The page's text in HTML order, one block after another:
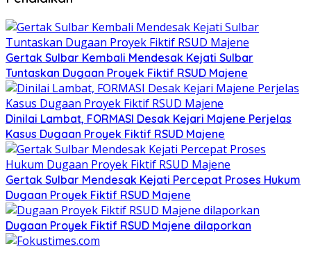
Gertak Sulbar Kembali Mendesak Kejati Sulbar
Tuntaskan Dugaan Proyek Fiktif RSUD Majene
Dinilai Lambat, FORMASI Desak Kejari Majene Perjelas
Kasus Dugaan Proyek Fiktif RSUD Majene
Gertak Sulbar Mendesak Kejati Percepat Proses Hukum
Dugaan Proyek Fiktif RSUD Majene
Dugaan Proyek Fiktif RSUD Majene dilaporkan